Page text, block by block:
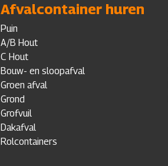
Afvalcontainer huren
Puin
A/B Hout
C Hout
Bouw- en sloopafval
Groen afval
Grond
Grofvuil
Dakafval
Rolcontainers